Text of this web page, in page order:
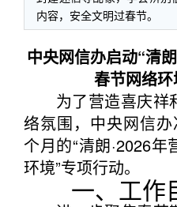
内容，安全文明过春节。
中央网信办启动“清
春节网络
为了营造喜庆祥
络氛围，中央网信
个月的“清朗·2026
环境”专项行动。
一、工作